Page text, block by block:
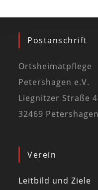
Postanschrift
Ortsheimatpflege
Petershagen e.V.
Liegnitzer Straße 4
32469 Petershagen
Verein
Leitbild und Ziele